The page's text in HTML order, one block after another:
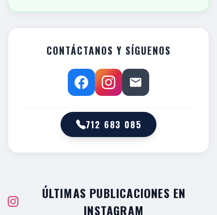
CONTÁCTANOS Y SÍGUENOS
712 683 085
ÚLTIMAS PUBLICACIONES EN
INSTAGRAM